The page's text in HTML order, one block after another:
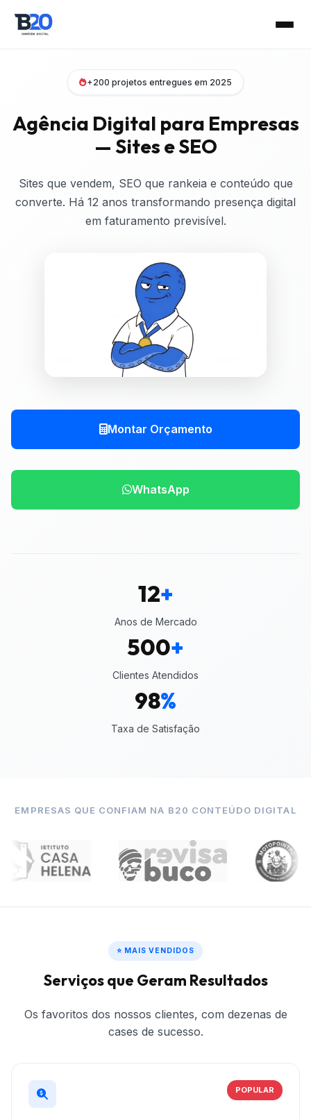
+200 projetos entregues em 2025
Agência Digital para Empresas
— Sites e SEO
Sites que vendem, SEO que rankeia e conteúdo que
converte. Há 12 anos transformando presença digital
em faturamento previsível.
Montar Orçamento
WhatsApp
12+
Anos de Mercado
500+
Clientes Atendidos
98%
Taxa de Satisfação
EMPRESAS QUE CONFIAM NA B20 CONTEÚDO DIGITAL
⭐ MAIS VENDIDOS
Serviços que Geram Resultados
Os favoritos dos nossos clientes, com dezenas de
cases de sucesso.
POPULAR